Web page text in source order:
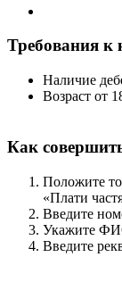
Требования к
Наличие
Возраст от
Как
Положите
«Плати
Введите
Укажите
Введите